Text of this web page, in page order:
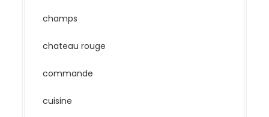
champs
chateau rouge
commande
cuisine